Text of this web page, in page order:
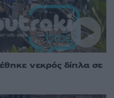
νεκρός δίπλα σε